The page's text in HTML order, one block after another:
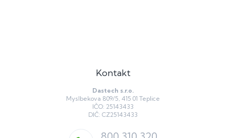
Kontakt
Dastech s.r.o.
Myslbekova 809/5, 415 01 Teplice
IČO: 25143433
DIČ: CZ25143433